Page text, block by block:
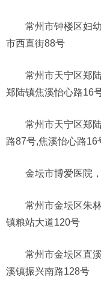
常州市钟楼区妇
市西直街88号
常州市天宁区郑
郑陆镇焦溪怡心路16
常州市天宁区郑
路87号,焦溪怡心路16
金坛市博爱医院
常州市金坛区朱
镇粮站大道120号
常州市金坛区直
溪镇振兴南路128号